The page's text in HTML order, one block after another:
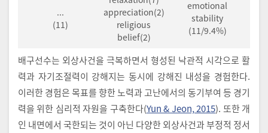
...
(11)
appreciation(2)
religious
belief(2)
emotional
stability
(11/9.4%)
배구선수는 외상사건을 극복하면서 형성된 낙관적 시각으로 활
력과 자기조절력이 강해지는 동시에 강해진 내성을 경험한다.
이러한 경험은 목표를 향한 노력과 고난에서의 동기부여 등 경기
력을 위한 심리적 자원을 구축한다(Yun & Jeon, 2015). 또한 개
인 내면에서 국한되는 것이 아닌 다양한 외상사건과 부정적 정서